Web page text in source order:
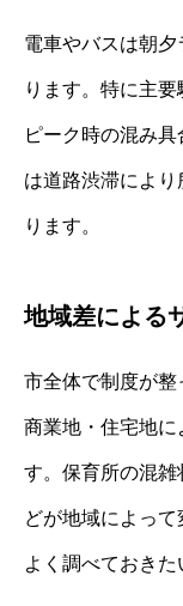
電車やバスは朝
ります。特に主
ピーク時の混み
は道路渋滞によ
ります。
地域差による
市全体で制度が整
商業地・住宅地に
す。保育所の混
どが地域によっ
よく調べておきた